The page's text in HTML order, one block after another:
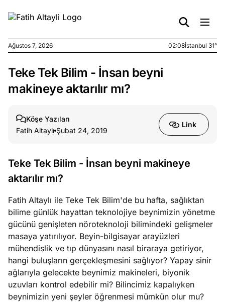
Ağustos
6, 2026
5, 2026
caiz
Ağustos
4, 2026
umutlu
ister
Köşe
Yazıları
Spor
Yazıları
Yazıları
Ağustos 7, 2026 02:08İstanbul 31°
Teke Tek Bilim - İnsan beyni
makineye aktarılır mı?
Köşe Yazıları
Fatih Altaylı Şubat 24, 2019
Link
Teke Tek Bilim - İnsan beyni makineye
aktarılır mı?
Fatih Altaylı ile Teke Tek Bilim'de bu hafta, sağlıktan
bilime günlük hayattan teknolojiye beynimizin yönetme
gücünü genişleten nöroteknoloji bilimindeki gelişmeler
masaya yatırılıyor. Beyin-bilgisayar arayüzleri
mühendislik ve tıp dünyasını nasıl biraraya getiriyor,
hangi buluşların gerçekleşmesini sağlıyor? Yapay sinir
ağlarıyla gelecekte beynimiz makineleri, biyonik
uzuvları kontrol edebilir mi? Bilincimiz kapalıyken
beynimizin yeni şeyler öğrenmesi mümkün olur mu?